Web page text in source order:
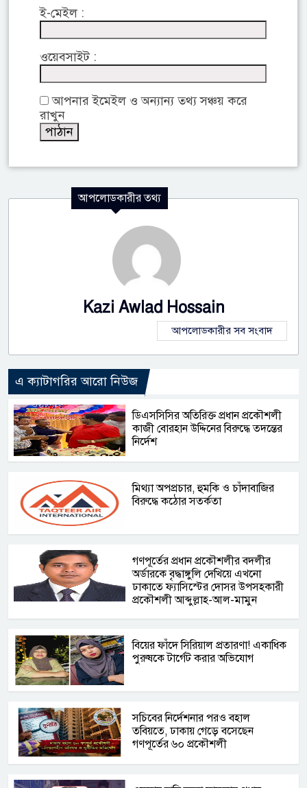
ই-মেইল :
ওয়েবসাইট :
আপনার ইমেইল ও অন্যান্য তথ্য সঞ্চয় করে
রাখুন
আপলোডকারীর তথ্য
Kazi Awlad Hossain
আপলোডকারীর সব সংবাদ
এ ক্যাটাগরির আরো নিউজ
ডিএসসিসির অতিরিক্ত প্রধান প্রকৌশলী
কাজী বোরহান উদ্দিনের বিরুদ্ধে তদন্তের
নির্দেশ
মিথ্যা অপপ্রচার, হুমকি ও চাঁদাবাজির
বিরুদ্ধে কঠোর সতর্কতা
গণপূর্তের প্রধান প্রকৌশলীর বদলীর
অর্ডারকে বৃদ্ধাঙ্গুলি দেখিয়ে এখনো
ঢাকাতে ফ্যাসিস্টের দোসর উপসহকারী
প্রকৌশলী আব্দুল্লাহ-আল-মামুন
বিয়ের ফাঁদে সিরিয়াল প্রতারণা! একাধিক
পুরুষকে টার্গেট করার অভিযোগ
সচিবের নির্দেশনার পরও বহাল
তবিয়তে, ঢাকায় গেড়ে বসেছেন
গণপূর্তের ৬০ প্রকৌশলী